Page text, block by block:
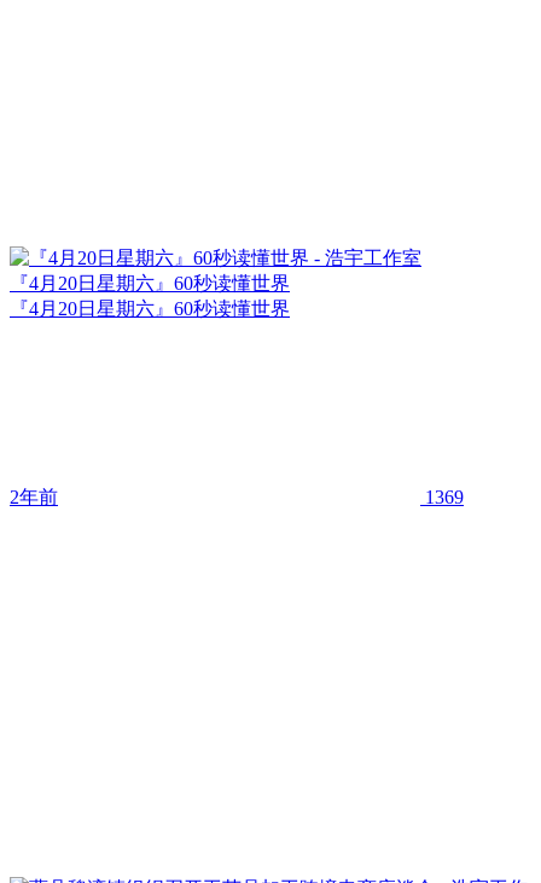
『4月20日星期六』60秒读懂世界
『4月20日星期六』60秒读懂世界
2年前 1369